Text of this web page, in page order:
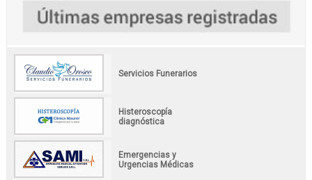
Servicios Funerarios
Histeroscopía
diagnóstica
Emergencias y
Urgencias Médicas